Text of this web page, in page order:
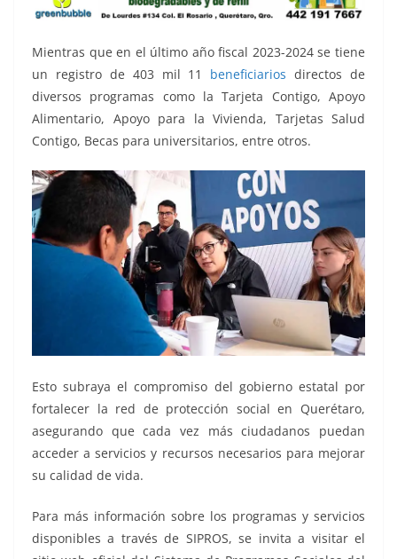
Mientras que en el último año fiscal 2023-2024 se tiene
un registro de 403 mil 11 beneficiarios directos de
diversos programas como la Tarjeta Contigo, Apoyo
Alimentario, Apoyo para la Vivienda, Tarjetas Salud
Contigo, Becas para universitarios, entre otros.
Esto subraya el compromiso del gobierno estatal por
fortalecer la red de protección social en Querétaro,
asegurando que cada vez más ciudadanos puedan
acceder a servicios y recursos necesarios para mejorar
su calidad de vida.
Para más información sobre los programas y servicios
disponibles a través de SIPROS, se invita a visitar el